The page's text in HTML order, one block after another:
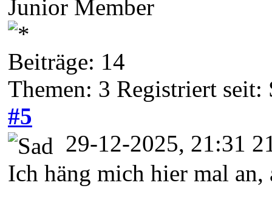
Junior Member
Beiträge: 14
Themen: 3 Registriert seit:
#5
29-12-2025, 21:31
Ich häng mich hier mal an,